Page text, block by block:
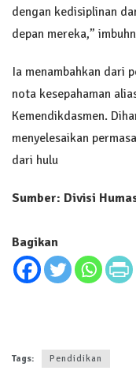
dengan kedisiplinan
depan mereka,”
Ia menambahkan dari
nota kesepahaman
Kemendikdasmen.
menyelesaikan
dari hulu
Sumber: Divisi
Bagikan
Tags: Pendidikan